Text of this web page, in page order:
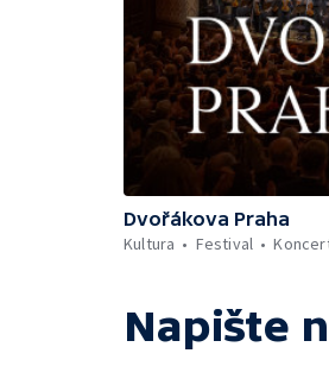
Dvořákova Praha
Kultura
Festival
Napište